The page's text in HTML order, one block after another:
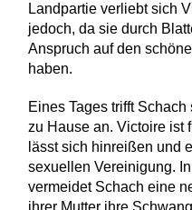
Landpartie verliebt sich
jedoch, da sie durch
Anspruch auf den
haben.
Eines Tages trifft
zu Hause an. Victoire ist
lässt sich hinreißen und
sexuellen Vereinigung.
vermeidet Schach eine
ihrer Mutter ihre